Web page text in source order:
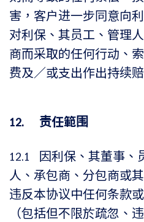
害，客户进一步同意向
对利保、其员工、管理
商而采取的任何行动、
费及／或支出作出持续赔
12. 责任範围
12.1 因利保、其董事、
人、承包商、分包商或
违反本协议中任何条款
（包括但不限於疏忽、